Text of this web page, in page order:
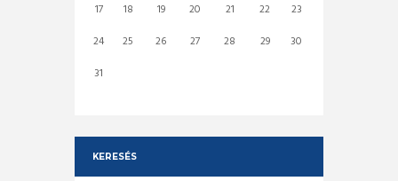
17
18 19 20 21 22
23
24
25 26 27 28 29
30
31
KERESÉS